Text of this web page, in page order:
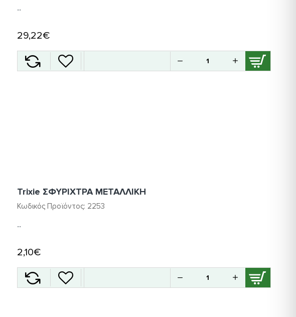
..
29,22€
Κωδικός Προϊόντος: 2253
Trixie ΣΦΥΡΙΧΤΡΑ ΜΕΤΑΛΛΙΚΗ
..
2,10€